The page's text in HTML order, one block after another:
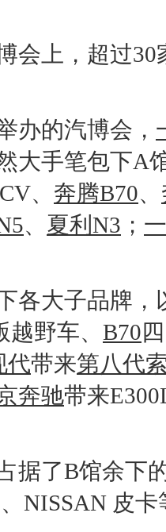
上，超过30
的汽博会，
大手笔包下A
、 奔腾B70、
、 夏利N3 ；
大子品牌，
野车、 B70
代带来第八代
奔驰带来
据了B馆余下
NISSAN 皮